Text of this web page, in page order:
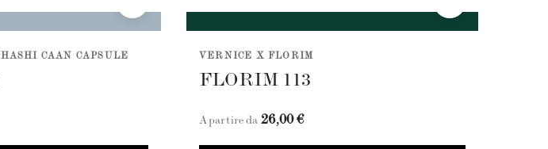
CAAN CAPSULE VERNICE X FLORIM
FLORIM 113
A partire da 26,00 €